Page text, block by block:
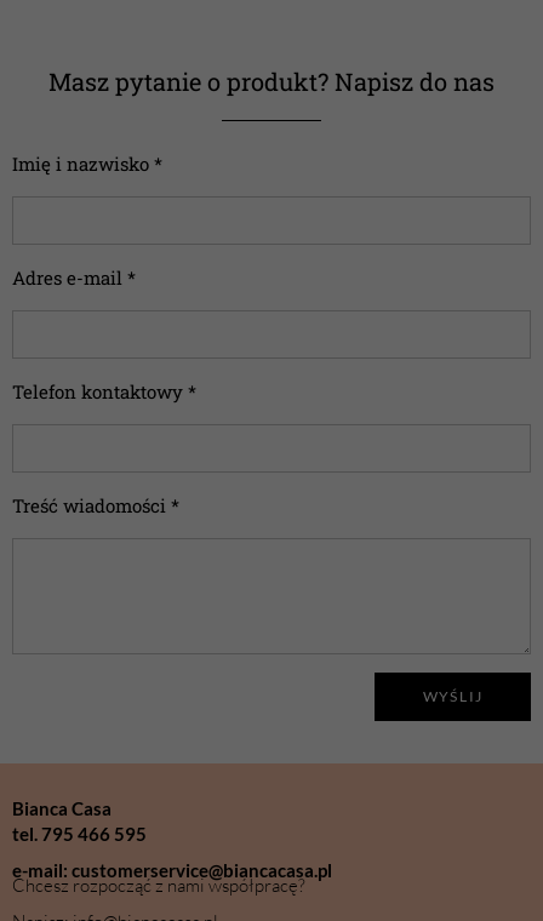
Masz pytanie o produkt? Napisz do nas
Imię i nazwisko *
Adres e-mail *
Telefon kontaktowy *
Treść wiadomości *
WYŚLIJ
Bianca Casa
tel. 795 466 595
e-mail: customerservice@biancacasa.pl
Chcesz rozpocząć z nami współpracę?